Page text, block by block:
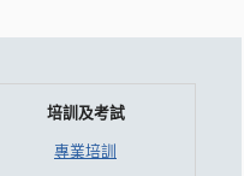
培訓及考試
專業培訓